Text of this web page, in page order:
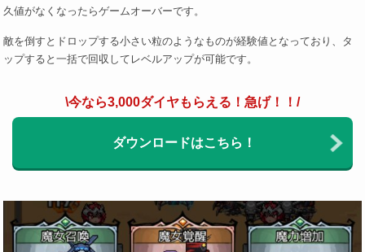
久値がなくなったらゲームオーバーです。
敵を倒すとドロップする小さい粒のようなものが経験値となっており、タ
ップすると一括で回収してレベルアップが可能です。
\今なら3,000ダイヤもらえる！急げ！！/
ダウンロードはこちら！